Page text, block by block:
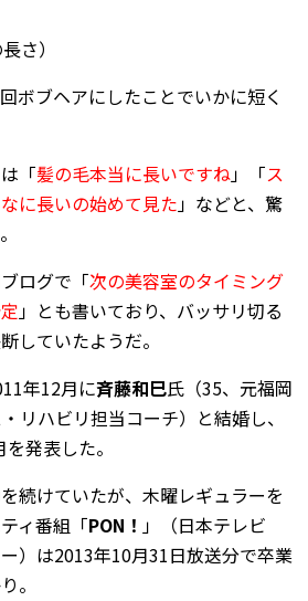
さ）
ボブヘアにしたことでいかに短く
「髪の毛本当に長いですね」「ス
に長いの始めて見た」などと、驚
ログで「次の美容室のタイミング
」とも書いており、バッサリ切る
していたようだ。
年12月に斉藤和巳氏（35、元福岡
リハビリ担当コーチ）と結婚し、
発表した。
続けていたが、木曜レギュラーを
ィ番組「PON！ 」（日本テレビ
）は2013年10月31日放送分で卒業
。